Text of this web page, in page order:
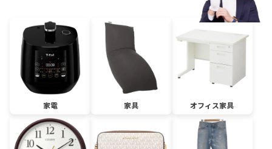
家電 家具 オフィス家具